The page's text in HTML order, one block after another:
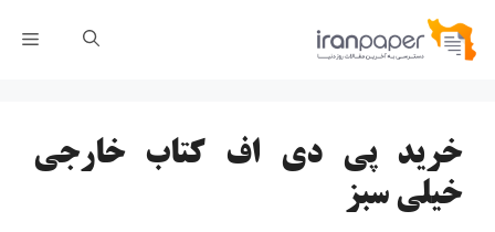
پرش
خرید پی دی اف کتاب خارجی
خیلی سبز